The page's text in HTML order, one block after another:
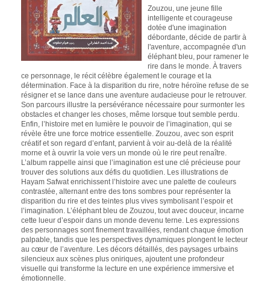
Zouzou, une jeune fille
intelligente et courageuse
dotée d'une imagination
débordante, décide de partir à
l'aventure, accompagnée d'un
éléphant bleu, pour ramener le
rire dans le monde. À travers
ce personnage, le récit célèbre également le courage et la
détermination. Face à la disparition du rire, notre héroïne refuse de se
résigner et se lance dans une aventure audacieuse pour le retrouver.
Son parcours illustre la persévérance nécessaire pour surmonter les
obstacles et changer les choses, même lorsque tout semble perdu.
Enfin, l’histoire met en lumière le pouvoir de l’imagination, qui se
révèle être une force motrice essentielle. Zouzou, avec son esprit
créatif et son regard d’enfant, parvient à voir au-delà de la réalité
morne et à ouvrir la voie vers un monde où le rire peut renaître.
L’album rappelle ainsi que l’imagination est une clé précieuse pour
trouver des solutions aux défis du quotidien. Les illustrations de
Hayam Safwat enrichissent l’histoire avec une palette de couleurs
contrastée, alternant entre des tons sombres pour représenter la
disparition du rire et des teintes plus vives symbolisant l’espoir et
l’imagination. L’éléphant bleu de Zouzou, tout avec douceur, incarne
cette lueur d’espoir dans un monde devenu terne. Les expressions
des personnages sont finement travaillées, rendant chaque émotion
palpable, tandis que les perspectives dynamiques plongent le lecteur
au cœur de l’aventure. Les décors détaillés, des paysages urbains
silencieux aux scènes plus oniriques, ajoutent une profondeur
visuelle qui transforme la lecture en une expérience immersive et
émotionnelle.